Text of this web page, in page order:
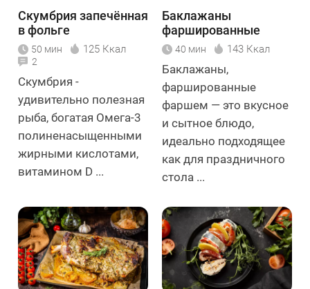
Скумбрия запечённая
в фольге
50 мин 125 Ккал
2
Скумбрия -
удивительно полезная
рыба, богатая Омега-3
полиненасыщенными
жирными кислотами,
витамином D ...
Баклажаны
фаршированные
фаршем
40 мин 143 Ккал
Баклажаны,
фаршированные
фаршем — это вкусное
и сытное блюдо,
идеально подходящее
как для праздничного
стола ...